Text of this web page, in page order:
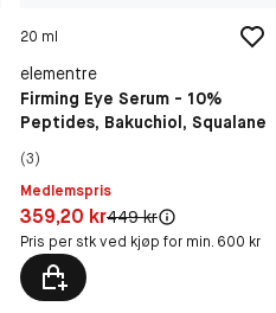
20 ml
elementre
Firming Eye Serum - 10%
Peptides, Bakuchiol, Squalane
(3)
Medlemspris
Pris: 359,20 kr
359,20 krOriginal pris:
449 kr
Pris per stk ved kjøp for min. 600 kr